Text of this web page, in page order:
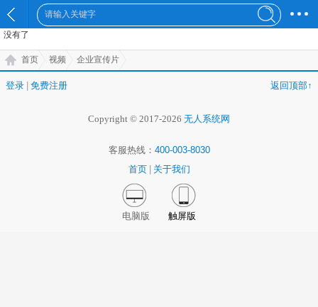
没有了
首页 视频 企业宣传片
登录 免费注册 返回顶部↑
Copyright © 2017-2026 无人系统网
客服热线： 400-003-8030
首页
关于我们
电脑版 触屏版